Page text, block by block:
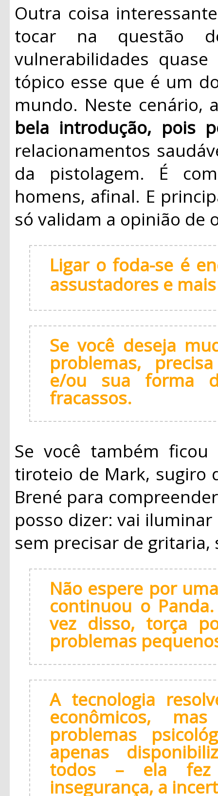
Outra coisa
tocar na questão
vulnerabilidades
tópico esse que é um
mundo. Neste
bela introdução, pois
relacionamentos
da pistolagem. É
homens, afinal. E
só validam a opinião de
Ligar o foda-se é
assustadores e
Se você deseja
problemas,
e/ou sua forma
fracassos.
Se você também
tiroteio de Mark, sugiro
Brené para
posso dizer: vai
sem precisar de gritaria,
Não espere por
continuou o
vez disso, torça
problemas
A tecnologia
econômicos,
problemas
apenas
todos – ela
insegurança, a